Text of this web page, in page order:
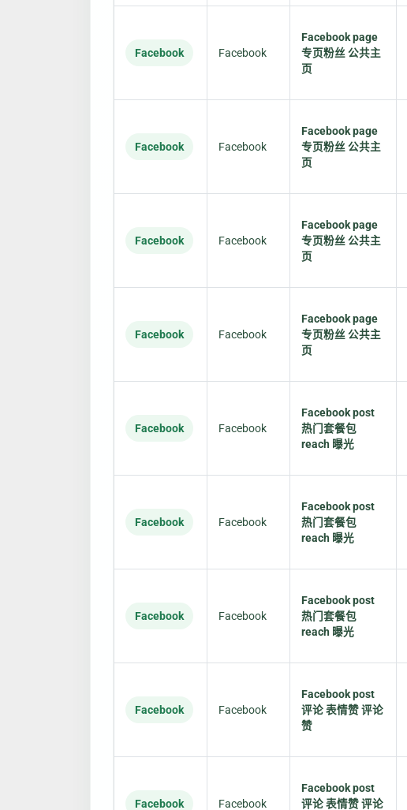
Facebook Facebook
Facebook page
专页粉丝 公共主
页
Facebook Facebook
Facebook page
专页粉丝 公共主
页
Facebook Facebook
Facebook page
专页粉丝 公共主
页
Facebook Facebook
Facebook page
专页粉丝 公共主
页
Facebook Facebook
Facebook post
热门套餐包
reach 曝光
Facebook Facebook
Facebook post
热门套餐包
reach 曝光
Facebook Facebook
Facebook post
热门套餐包
reach 曝光
Facebook Facebook
Facebook post
评论 表情赞 评论
赞
Facebook Facebook
Facebook post
评论 表情赞 评论